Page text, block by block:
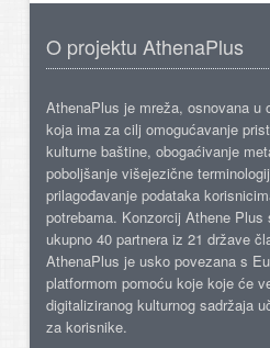
O projektu AthenaPlus
AthenaPlus je mreža, osnovana u
koja ima za cilj omogućavanje
kulturne baštine, obogaćivanje
poboljšanje višejezične
prilagođavanje podataka
potrebama. Konzorcij Athene Plus
ukupno 40 partnera iz 21 države
AthenaPlus je usko povezana s
platformom pomoću koje koje će
digitaliziranog kulturnog sadržaja
za korisnike.